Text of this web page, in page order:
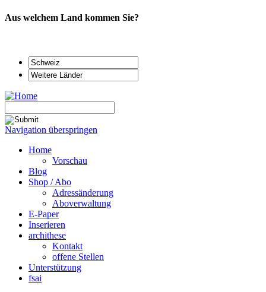
Aus welchem Land kommen Sie?
Navigation überspringen
Home
Vorschau
Blog
Shop / Abo
Adressänderung
Aboverwaltung
E-Paper
Inserieren
archithese
Kontakt
offene Stellen
Unterstützung
fsai